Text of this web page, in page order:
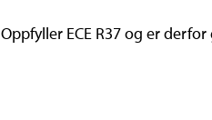
ECE R37 og er